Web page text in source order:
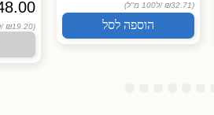
(₪32.71 / ל100 מ"ל)
הוספה לסל (₪19.20 /